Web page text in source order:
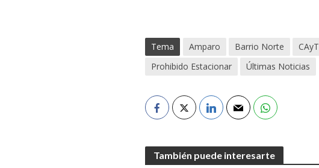
Tema Amparo Barrio Norte CAyT
Prohibido Estacionar
Últimas Noticias
También puede interesarte